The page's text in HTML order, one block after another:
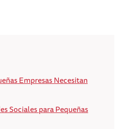
Empresas Necesitan
Sociales para Pequeñas